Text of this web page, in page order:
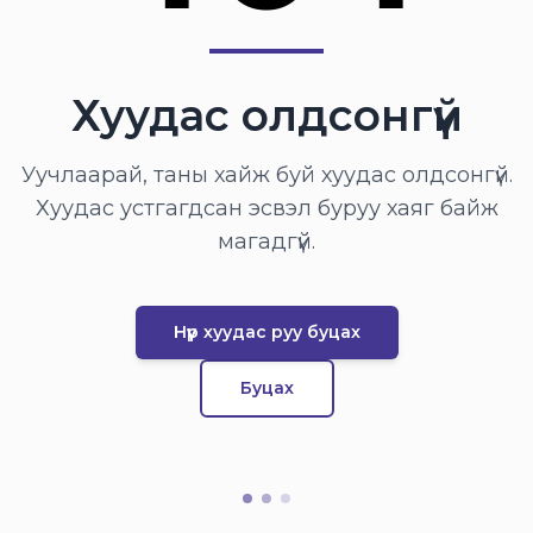
Хуудас олдсонгүй
Уучлаарай, таны хайж буй хуудас олдсонгүй.
Хуудас устгагдсан эсвэл буруу хаяг байж
магадгүй.
Нүүр хуудас руу буцах
Буцах